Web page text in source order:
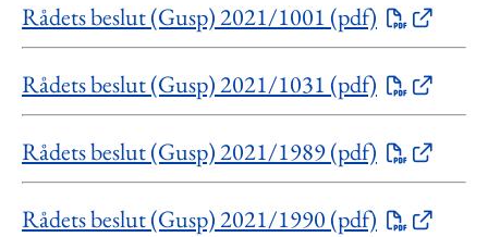
Rådets beslut (Gusp) 2021/1001 (pdf)
Rådets beslut (Gusp) 2021/1031 (pdf)
Rådets beslut (Gusp) 2021/1989 (pdf)
Rådets beslut (Gusp) 2021/1990 (pdf)